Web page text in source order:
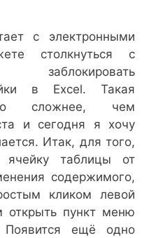
с электронными
столкнуться с
заблокировать
в Excel. Такая
сложнее, чем
и сегодня я хочу
Итак, для того,
ячейку таблицы от
содержимого,
кликом левой
пункт меню
ещё одно